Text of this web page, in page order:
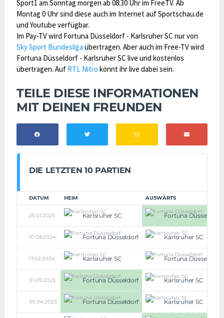
Sport1 am Sonntag morgen ab 08:30 Uhr im FreeTV. Ab
Montag 0 Uhr sind diese auch im Internet auf Sportschau.de
und Youtube verfügbar.
Im Pay-TV wird Fortuna Düsseldorf - Karlsruher SC nur von
Sky Sport Bundesliga übertragen. Aber auch im Free-TV wird
Fortuna Düsseldorf - Karlsruher SC live und kostenlos
übertragen. Auf RTL Nitro könnt ihr live dabei sein.
TEILE DIESE INFORMATIONEN
MIT DEINEN FREUNDEN
DIE LETZTEN 10 PARTIEN
DATUM HEIM AUSWÄRTS
25.01.2025 Karlsruher SC Fortuna Düsseldorf
10.08.2024 Fortuna Düsseldorf Karlsruher SC
17.02.2024 Karlsruher SC Fortuna Düsseldorf
01.09.2023 Fortuna Düsseldorf Karlsruher SC
30.04.2023 Fortuna Düsseldorf Karlsruher SC